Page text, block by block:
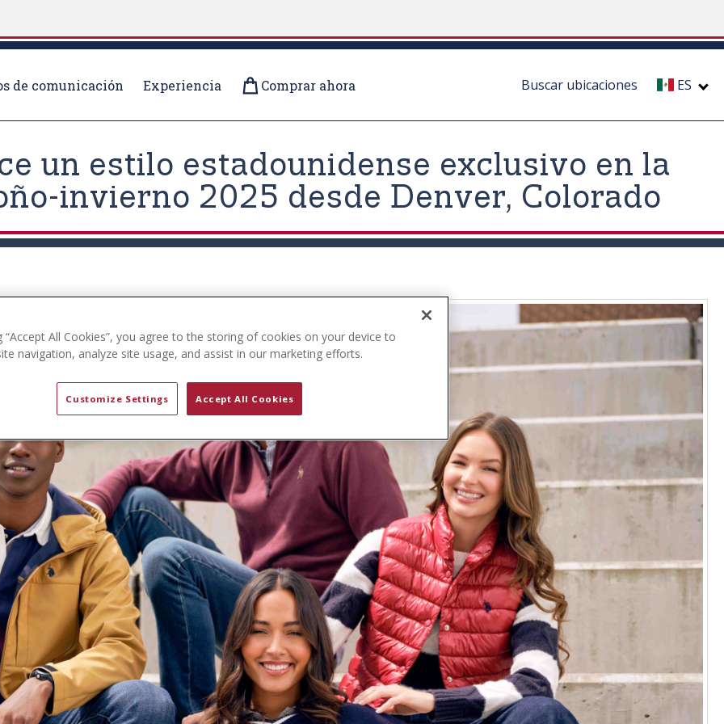
de comunicación Experiencia Comprar ahora Buscar ubicaciones ES
un estilo estadounidense exclusivo en la
invierno 2025 desde Denver, Colorado
“Accept All Cookies”, you agree to the storing of cookies on your device to
navigation, analyze site usage, and assist in our marketing efforts.
Customize Settings Accept All Cookies